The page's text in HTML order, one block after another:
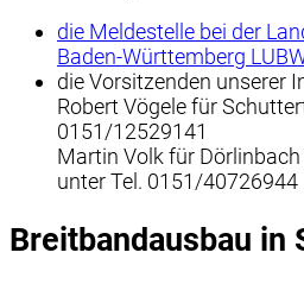
die Meldestelle bei der
Baden-Württemberg
die Vorsitzenden unserer
Robert Vögele für
0151/12529141
Martin Volk für
unter Tel. 0151/40726944
Breitbandausbau in